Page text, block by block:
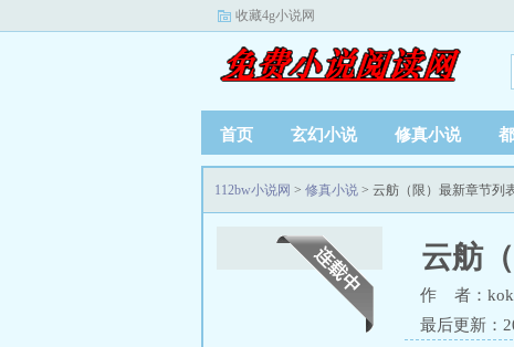
收藏4g小说网
首页 玄幻小说 修真小说
112bw小说网 > 修真小说 > 云舫（限）最新章节列
云舫（
作 者：
最后更新：